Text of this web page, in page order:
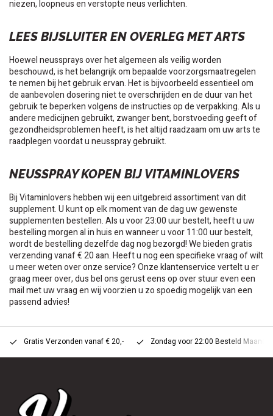
niezen, loopneus en verstopte neus verlichten.
LEES BIJSLUITER EN OVERLEG MET ARTS
Hoewel neussprays over het algemeen als veilig worden
beschouwd, is het belangrijk om bepaalde voorzorgsmaatregelen
te nemen bij het gebruik ervan. Het is bijvoorbeeld essentieel om
de aanbevolen dosering niet te overschrijden en de duur van het
gebruik te beperken volgens de instructies op de verpakking. Als u
andere medicijnen gebruikt, zwanger bent, borstvoeding geeft of
gezondheidsproblemen heeft, is het altijd raadzaam om uw arts te
raadplegen voordat u neusspray gebruikt.
NEUSSPRAY KOPEN BIJ VITAMINLOVERS
Bij Vitaminlovers hebben wij een uitgebreid assortiment van dit
supplement. U kunt op elk moment van de dag uw gewenste
supplementen bestellen. Als u voor 23:00 uur bestelt, heeft u uw
bestelling morgen al in huis en wanneer u voor 11:00 uur bestelt,
wordt de bestelling dezelfde dag nog bezorgd! We bieden gratis
verzending vanaf € 20 aan. Heeft u nog een specifieke vraag of wilt
u meer weten over onze service? Onze klantenservice vertelt u er
graag meer over, dus bel ons gerust eens op over stuur even een
mail met uw vraag en wij voorzien u zo spoedig mogelijk van een
passend advies!
Gratis Verzonden vanaf € 20,- Zondag voor 22:00 Besteld